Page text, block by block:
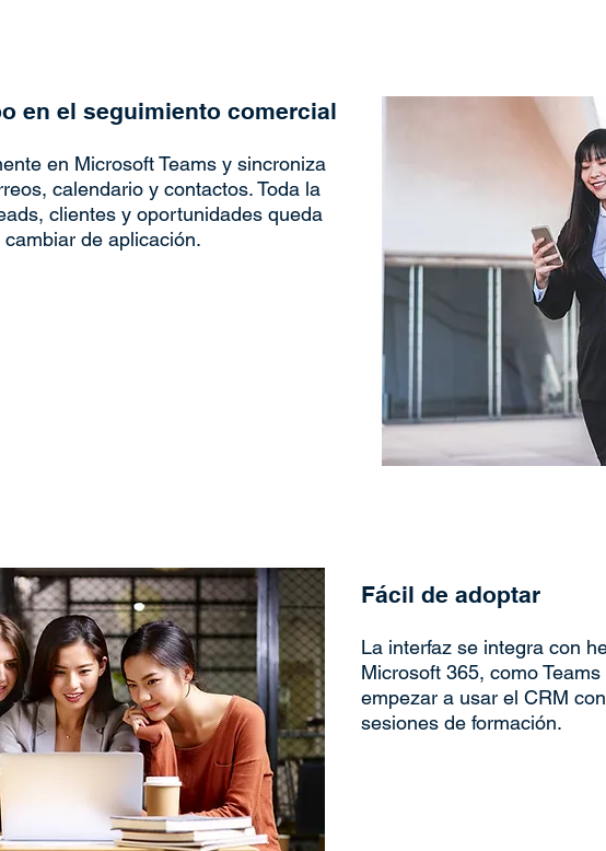
en el seguimiento comercial
en Microsoft Teams y sincroniza
calendario y contactos. Toda la
clientes y oportunidades queda
de aplicación.
Fácil de adoptar
La interfaz se integra con
Microsoft 365, como
empezar a usar el CRM
sesiones de formación.